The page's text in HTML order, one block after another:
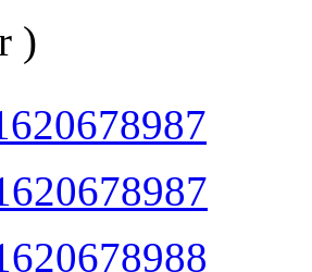
)